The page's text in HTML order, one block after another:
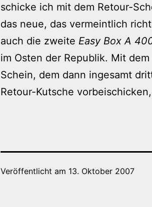
schicke ich mit dem Retour-
das neue, das vermeintlich
auch die zweite Easy Box A
im Osten der Republik. Mit
Schein, dem dann ingesamt
Retour-Kutsche
Veröffentlicht am 13. Oktober 2007